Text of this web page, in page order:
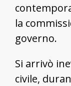
la
governo.
Si arrivò
civile,